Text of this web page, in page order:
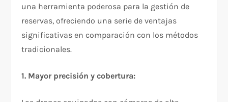
una herramienta poderosa para la gestión de
reservas, ofreciendo una serie de ventajas
significativas en comparación con los métodos
tradicionales.
1. Mayor precisión y cobertura: